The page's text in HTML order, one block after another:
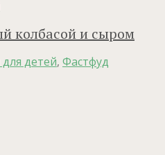
колбасой и сыром
детей, Фастфуд